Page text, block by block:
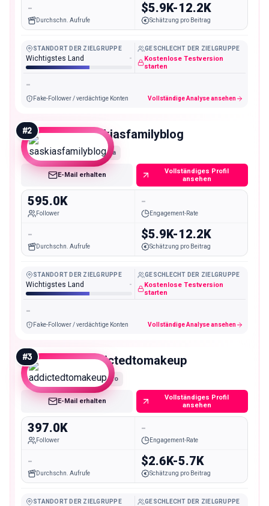
-
Durchschn. Aufrufe
$5.9K-12.2K
Schätzung pro Beitrag
STANDORT DER ZIELGRUPPE
Wichtigstes Land -
GESCHLECHT DER ZIELGRUPPE
Kostenlose Testversion
starten
-
Fake-Follower / verdächtige Konten Vollständige Analyse ansehen
#2 saskiasfamilyblog
Mega
E-Mail erhalten
Vollständiges Profil
ansehen
595.0K
Follower
-
Engagement-Rate
-
Durchschn. Aufrufe
$5.9K-12.2K
Schätzung pro Beitrag
STANDORT DER ZIELGRUPPE
Wichtigstes Land -
GESCHLECHT DER ZIELGRUPPE
Kostenlose Testversion
starten
-
Fake-Follower / verdächtige Konten Vollständige Analyse ansehen
#3 addictedtomakeup
Macro
E-Mail erhalten
Vollständiges Profil
ansehen
397.0K
Follower
-
Engagement-Rate
-
Durchschn. Aufrufe
$2.6K-5.7K
Schätzung pro Beitrag
STANDORT DER ZIELGRUPPE GESCHLECHT DER ZIELGRUPPE